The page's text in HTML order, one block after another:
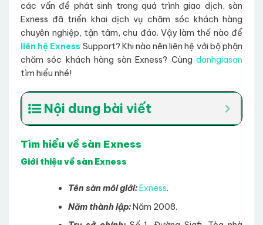
các vấn đề phát sinh trong quá trình giao dịch, sàn
Exness đã triển khai dịch vụ chăm sóc khách hàng
chuyên nghiệp, tận tâm, chu đáo. Vậy làm thế nào để
liên hệ Exness Support? Khi nào nên liên hệ với bộ phận
chăm sóc khách hàng sàn Exness? Cùng danhgiasan
tìm hiểu nhé!
Nội dung bài viết
Tìm hiểu về sàn Exness
Giới thiệu về sàn Exness
Tên sàn môi giới:Exness.
Năm thành lập:Năm 2008.